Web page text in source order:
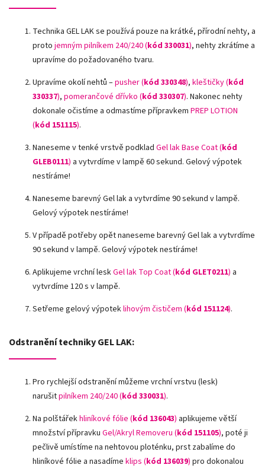
Technika GEL LAK se používá pouze na krátké, přírodní nehty, a
proto jemným pilníkem 240/240 (kód 330031), nehty zkrátíme a
upravíme do požadovaného tvaru.
Upravíme okolí nehtů –pusher (kód 330348), kleštičky (kód
330337), pomerančové dřívko (kód 330307). Nakonec nehty
dokonale očistíme a odmastíme přípravkem PREP LOTION
(kód 151115).
Naneseme v tenké vrstvě podklad Gel lak Base Coat (kód
GLEB0111) a vytvrdíme v lampě 60 sekund. Gelový výpotek
nestíráme!
Naneseme barevný Gel lak a vytvrdíme 90 sekund v lampě.
Gelový výpotek nestíráme!
V případě potřeby opět naneseme barevný Gel lak a vytvrdíme
90 sekund v lampě. Gelový výpotek nestíráme!
Aplikujeme vrchní leskGel lak Top Coat (kód GLET0211) a
vytvrdíme 120 s v lampě.
Setřeme gelový výpoteklihovým čističem (kód 151124).
Odstranění techniky GEL LAK:
Pro rychlejší odstranění můžeme vrchní vrstvu (lesk)
narušitpilníkem 240/240 (kód 330031).
Na polštářekhliníkové fólie (kód 136043) aplikujeme větší
množství přípravku Gel/Akryl Removeru (kód 151105), poté ji
pečlivě umístíme na nehtovou ploténku, prst zabalíme do
hliníkové fólie a nasadíme klips (kód 136039) pro dokonalou